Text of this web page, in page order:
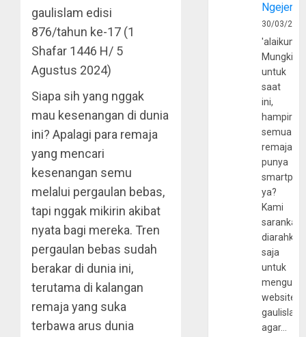
gaulislam edisi
876/tahun ke-17 (1
Shafar 1446 H/ 5
Agustus 2024)
Siapa sih yang nggak
mau kesenangan di dunia
ini? Apalagi para remaja
yang mencari
kesenangan semu
melalui pergaulan bebas,
tapi nggak mikirin akibat
nyata bagi mereka. Tren
pergaulan bebas sudah
berakar di dunia ini,
terutama di kalangan
remaja yang suka
terbawa arus dunia
30/03/
Mungkin
untuk
saat
ini,
hampir
semua
remaja
punya
ya?
Kami
sarankan,
diarahkan
saja
untuk
website
agar…